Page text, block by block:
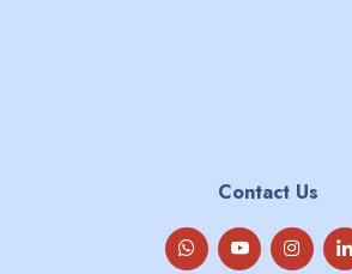
Contact Us